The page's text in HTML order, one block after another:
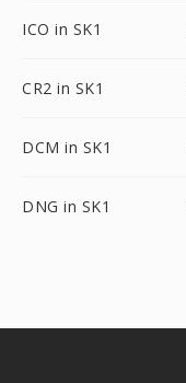
ICO in SK1
CR2 in SK1
DCM in SK1
DNG in SK1